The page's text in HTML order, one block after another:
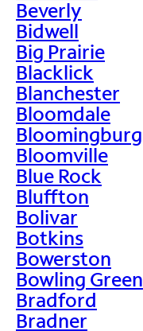
Beverly
Bidwell
Big Prairie
Blacklick
Blanchester
Bloomdale
Bloomingburg
Bloomville
Blue Rock
Bluffton
Bolivar
Botkins
Bowerston
Bowling Green
Bradford
Bradner